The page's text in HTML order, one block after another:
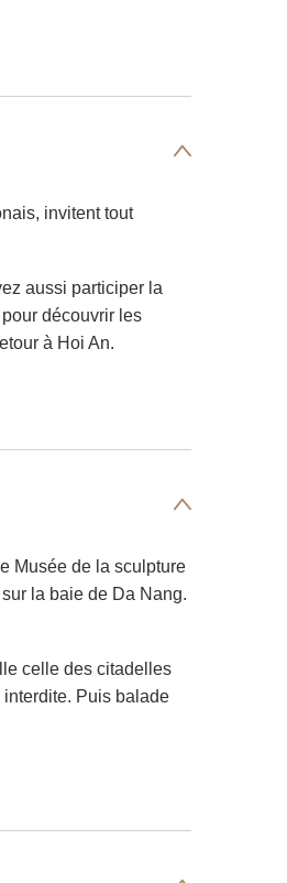
invitent tout
aussi participer la
découvrir les
à Hoi An.
Musée de la sculpture
la baie de Da Nang.
celle des citadelles
Puis balade